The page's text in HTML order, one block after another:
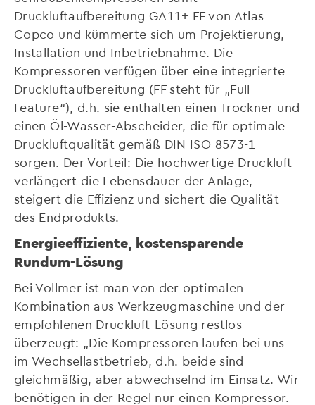
Druckluftaufbereitung GA11+ FF von Atlas
Copco und kümmerte sich um Projektierung,
Installation und Inbetriebnahme. Die
Kompressoren verfügen über eine integrierte
Druckluftaufbereitung (FF steht für „Full
Feature“), d.h. sie enthalten einen Trockner und
einen Öl-Wasser-Abscheider, die für optimale
Druckluftqualität gemäß DIN ISO 8573-1
sorgen. Der Vorteil: Die hochwertige Druckluft
verlängert die Lebensdauer der Anlage,
steigert die Effizienz und sichert die Qualität
des Endprodukts.
Energieeffiziente, kostensparende
Rundum-Lösung
Bei Vollmer ist man von der optimalen
Kombination aus Werkzeugmaschine und der
empfohlenen Druckluft-Lösung restlos
überzeugt: „Die Kompressoren laufen bei uns
im Wechsellastbetrieb, d.h. beide sind
gleichmäßig, aber abwechselnd im Einsatz. Wir
benötigen in der Regel nur einen Kompressor.